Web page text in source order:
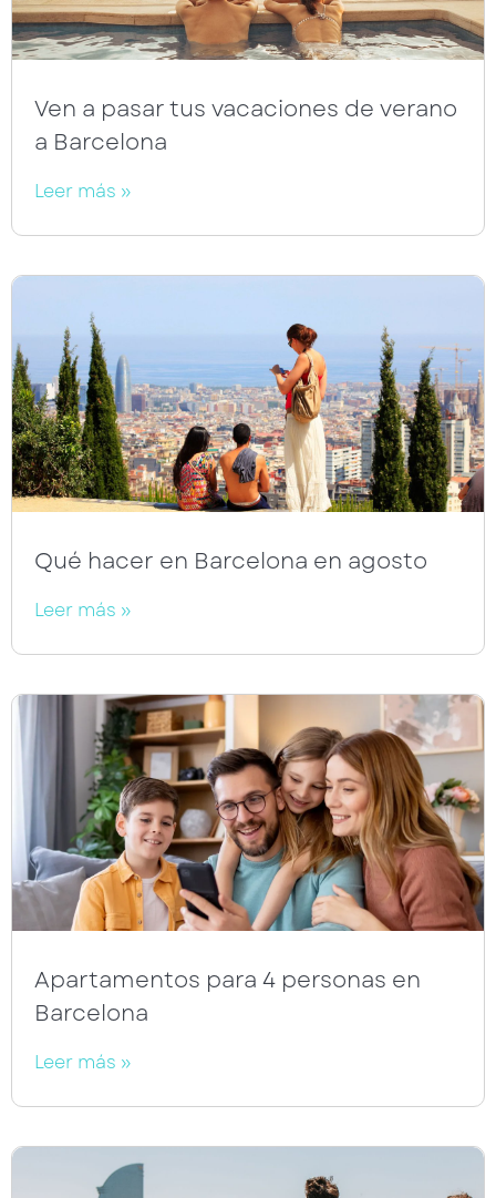
Ven a pasar tus vacaciones de verano
a Barcelona
Leer más »
Qué hacer en Barcelona en agosto
Leer más »
Apartamentos para 4 personas en
Barcelona
Leer más »